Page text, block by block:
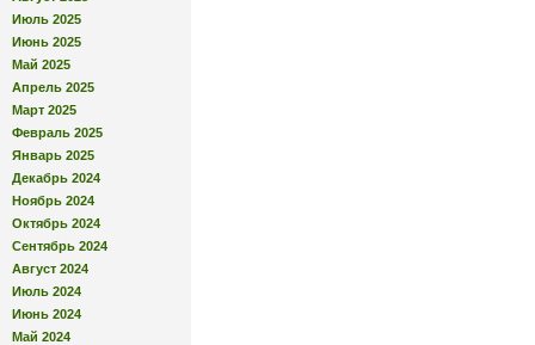
Июль 2025
Июнь 2025
Май 2025
Апрель 2025
Март 2025
Февраль 2025
Январь 2025
Декабрь 2024
Ноябрь 2024
Октябрь 2024
Сентябрь 2024
Август 2024
Июль 2024
Июнь 2024
Май 2024